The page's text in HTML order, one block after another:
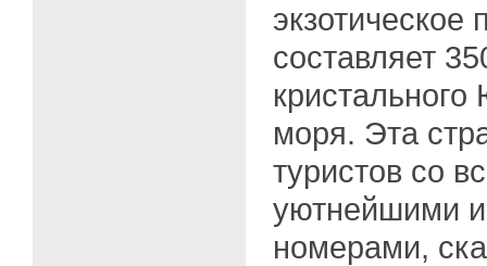
экзотическое
составляет
моря. Эта
туристов со
уютнейшими
номерами,